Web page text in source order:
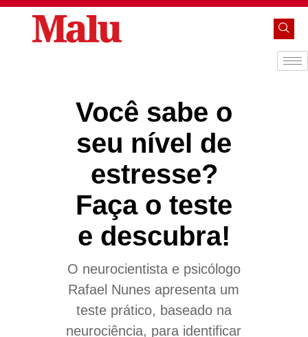
Você sabe o
seu nível de
estresse?
Faça o teste
e descubra!
O neurocientista e psicólogo
Rafael Nunes apresenta um
teste prático, baseado na
neurociência, para identificar